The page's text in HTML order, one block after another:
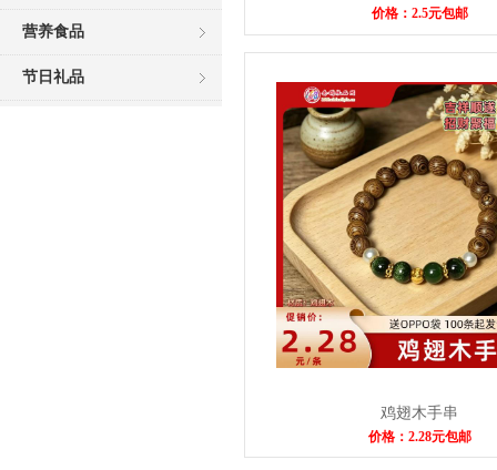
营养食品
节日礼品
价格：2.5元包邮
鸡翅木手串
价格：2.28元包邮